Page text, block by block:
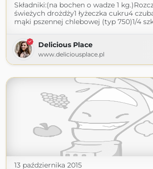
Składniki:(na bochen o wadze 1
świeżych drożdży1 łyżeczka cukru4
mąki pszennej chlebowej (typ 750)1/4
Delicious Place
www.deliciousplace.pl
13 października 2015